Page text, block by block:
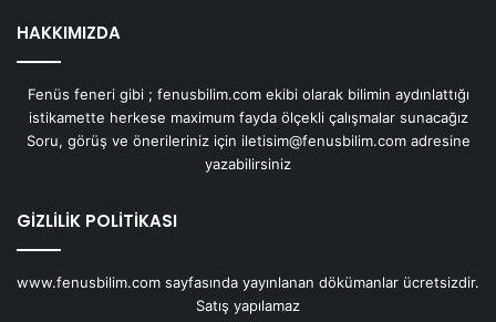
HAKKIMIZDA
Fenüs feneri gibi ; fenusbilim.com ekibi olarak bilimin aydınlattığı
istikamette herkese maximum fayda ölçekli çalışmalar sunacağız
Soru, görüş ve önerileriniz için iletisim@fenusbilim.com adresine
yazabilirsiniz
GİZLİLİK POLİTİKASI
www.fenusbilim.com sayfasında yayınlanan dökümanlar ücretsizdir.
Satış yapılamaz